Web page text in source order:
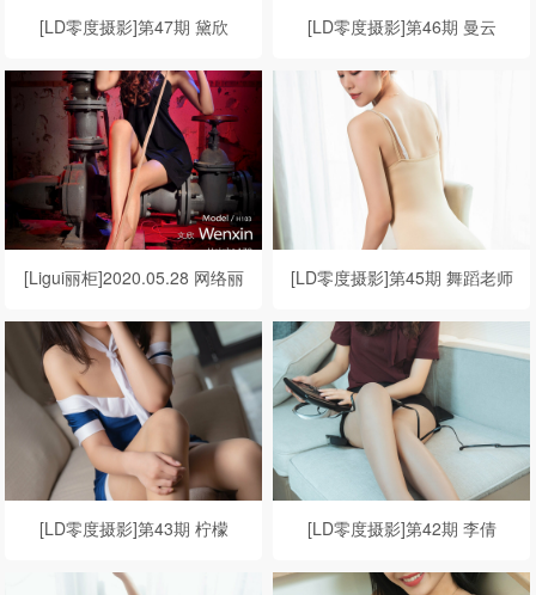
[LD零度摄影]第47期 黛欣 [LD零度摄影]第46期 曼云
[Ligui丽柜]2020.05.28 网络丽
[LD零度摄影]第45期 舞蹈老师
[LD零度摄影]第43期 柠檬 [LD零度摄影]第42期 李倩